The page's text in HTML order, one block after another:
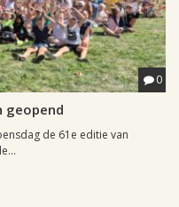
0
geopend
de 61e editie van